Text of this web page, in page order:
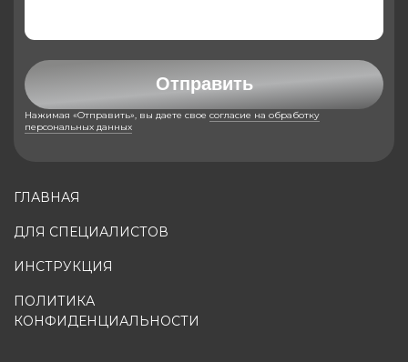
ГЛАВНАЯ
ДЛЯ СПЕЦИАЛИСТОВ
ИНСТРУКЦИЯ
ПОЛИТИКА
КОНФИДЕНЦИАЛЬНОСТИ
Отправить
Нажимая «Отправить», вы даете свое согласие на обработку
персональных данных